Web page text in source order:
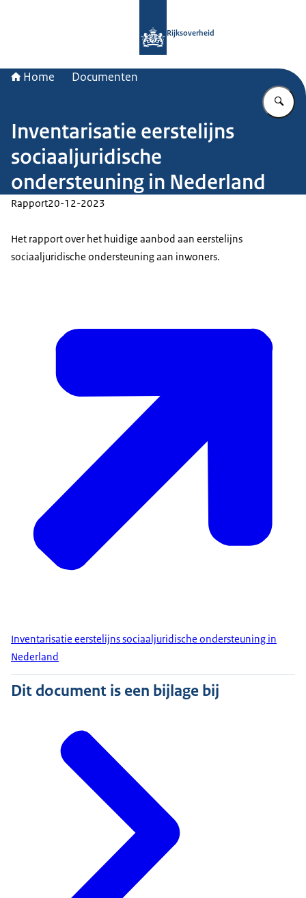
Rijksoverheid
Home Documenten
Inventarisatie eerstelijns
sociaaljuridische
ondersteuning in Nederland
Rapport20-12-2023
Het rapport over het huidige aanbod aan eerstelijns
sociaaljuridische ondersteuning aan inwoners.
Inventarisatie eerstelijns sociaaljuridische ondersteuning in
Nederland
Dit document is een bijlage bij